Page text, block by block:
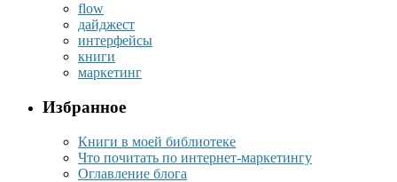
flow
дайджест
интерфейсы
книги
маркетинг
Избранное
Книги в моей библиотеке
Что почитать по интернет-маркетингу
Оглавление блога